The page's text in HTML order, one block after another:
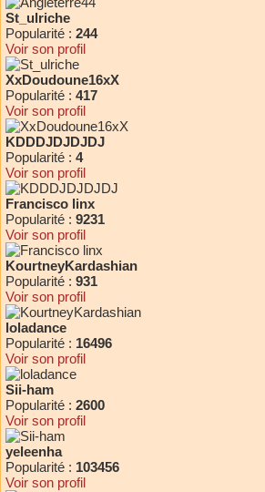
St_ulriche
Popularité : 244
Voir son profil
XxDoudoune16xX
Popularité : 417
Voir son profil
KDDDJDJDJDJ
Popularité : 4
Voir son profil
Francisco linx
Popularité : 9231
Voir son profil
KourtneyKardashian
Popularité : 931
Voir son profil
loladance
Popularité : 16496
Voir son profil
Sii-ham
Popularité : 2600
Voir son profil
yeleenha
Popularité : 103456
Voir son profil